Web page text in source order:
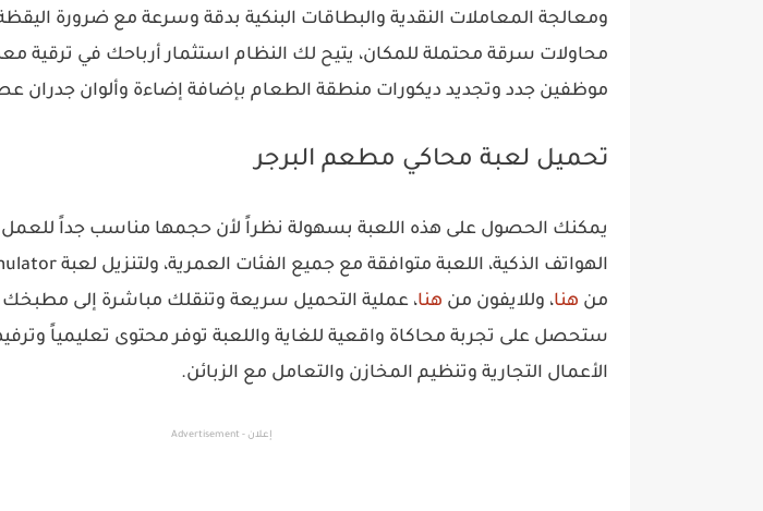
ومعالجة المعاملات النقدية والبطاقات البنكية بدقة وسرعة مع ضرورة اليقظة
محاولات سرقة محتملة للمكان، يتيح لك النظام استثمار أرباحك في ترقية
موظفين جدد وتجديد ديكورات منطقة الطعام بإضافة إضاءة وألوان جدران
تحميل لعبة محاكي مطعم البرجر
يمكنك الحصول على هذه اللعبة بسهولة نظراً لأن حجمها مناسب جداً للعمل
من هنا، وللايفون من هنا، عملية التحميل سريعة وتنقلك مباشرة إلى مطبخك
ستحصل على تجربة محاكاة واقعية للغاية واللعبة توفر محتوى تعليمياً
الأعمال التجارية وتنظيم المخازن والتعامل مع الزبائن.
إعلان - Advertisement